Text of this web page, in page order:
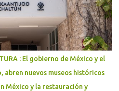
: El gobierno de México y el
abren nuevos museos históricos
México y la restauración y